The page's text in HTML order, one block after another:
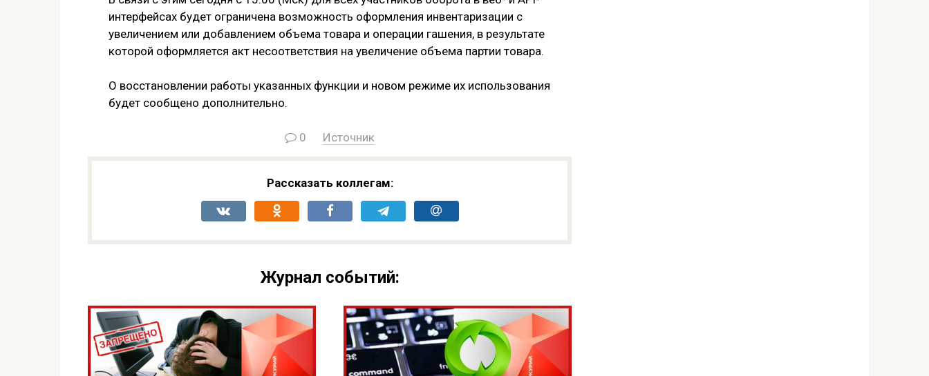
интерфейсах будет ограничена возможность оформления инвентаризации с
увеличением или добавлением объема товара и операции гашения, в результате
которой оформляется акт несоответствия на увеличение объема партии товара.
О восстановлении работы указанных функции и новом режиме их использования
будет сообщено дополнительно.
0 Источник
Рассказать коллегам:
Журнал событий: